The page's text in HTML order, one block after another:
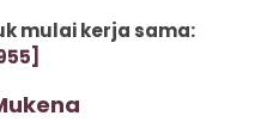
mulai kerja sama: